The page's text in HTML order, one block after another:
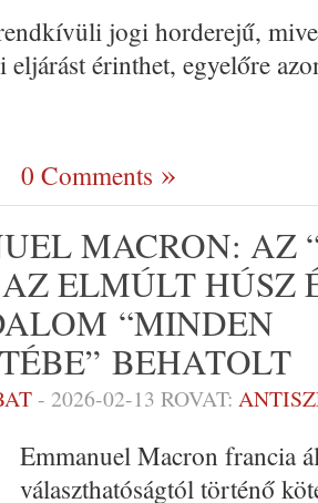
jogi horderejű,
érinthet, egyelőre
0 Comments
MACRON: AZ
ELMÚLT HÚSZ
“MINDEN
BEHATOLT
- 2026-02-13 ROVAT:
Emmanuel Macron francia
választhatóságtól történő